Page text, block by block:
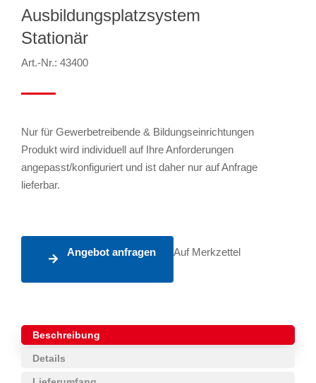
Ausbildungsplatzsystem
Stationär
Art.-Nr.: 43400
Nur für Gewerbetreibende & Bildungseinrichtungen
Produkt wird individuell auf Ihre Anforderungen
angepasst/konfiguriert und ist daher nur auf Anfrage
lieferbar.
Angebot anfragen Auf Merkzettel
Beschreibung
Details